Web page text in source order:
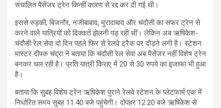
संचालित पैसेंजर ट्रेन किन्हीं कारण से रद्द कर दी गई थी।
इससे रुड़की, बिजनौर, नजीबाबाद, मुरादाबाद और चंदौसी का सफर ट्रेन से
करने वाले यात्रियों को दिक्कतें झेलनी पड़ रही थीं। लेकिन अब ऋषिकेश-
चंदौसी रेल सेवा दो दिन पहले फिर से रेलवे ट्रैक पर दौड़ने लगी है। स्टेशन
मास्टर दीपक चंद्रा ने बताया कि चंदौसी रेल सेवा अब पैसेंजर नहीं विशेष ट्रेन
बनकर चल रही है। प्रति यात्री किराए में 20 से 30 रुपये का इजाफा भी हुआ
है।
बताया कि सुबह विशेष ट्रेन ऋषिकेश पुराने रेलवे स्टेशन के प्लेटफार्म एक में
निर्धारित समय सुबह 11.40 बजे पहुंचेगी। दोपहर 12:20 बजे ऋषिकेश से